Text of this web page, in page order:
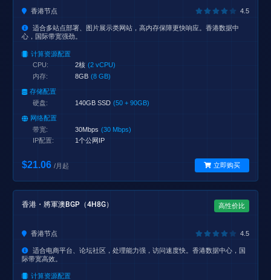
香港节点 4.5
适合多站点部署、图片展示类网站，高内存保障更快响应。香港数据中
心，国际带宽强劲。
计算资源配置
CPU:
2核 (2 vCPU)
内存:
8GB (8 GB)
存储配置
硬盘:
140GB SSD (50 + 90GB)
网络配置
带宽:
30Mbps (30 Mbps)
IP配置:
1个公网IP
$21.06 /月起 立即购买
香港・將軍澳BGP（4H8G） 高性价比
香港节点 4.5
适合电商平台、论坛社区，处理能力强，访问速度快。香港数据中心，国
际带宽高效。
计算资源配置